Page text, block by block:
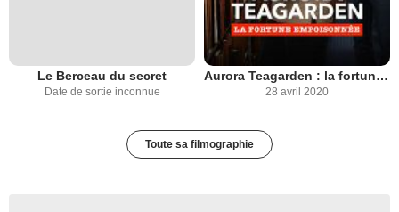
Le Berceau du secret
Date de sortie inconnue
Aurora Teagarden : la fortune empoisonnée
28 avril 2020
Toute sa filmographie